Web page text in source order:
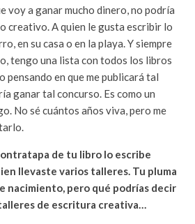
voy a ganar mucho dinero, no podría
creativo. A quien le gusta escribir lo
en su casa o en la playa. Y siempre
tengo una lista con todos los libros
pensando en que me publicará tal
ganar tal concurso. Es como un
No sé cuántos años viva, pero me
de tu libro lo escribe
llevaste varios talleres. Tu pluma
nacimiento, pero qué podrías decir
de escritura creativa…